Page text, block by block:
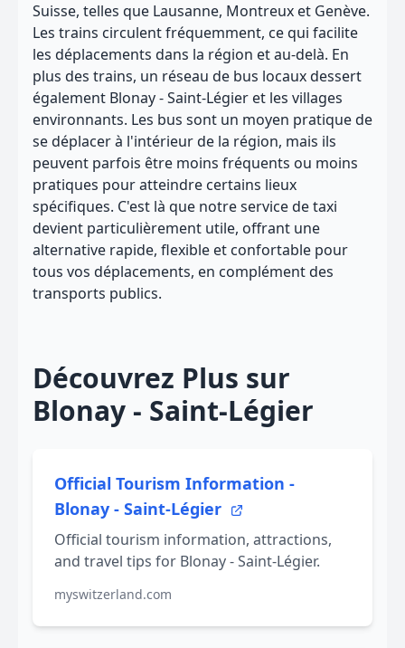
Suisse, telles que Lausanne, Montreux et Genève.
Les trains circulent fréquemment, ce qui facilite
les déplacements dans la région et au-delà. En
plus des trains, un réseau de bus locaux dessert
également Blonay - Saint-Légier et les villages
environnants. Les bus sont un moyen pratique de
se déplacer à l'intérieur de la région, mais ils
peuvent parfois être moins fréquents ou moins
pratiques pour atteindre certains lieux
spécifiques. C'est là que notre service de taxi
devient particulièrement utile, offrant une
alternative rapide, flexible et confortable pour
tous vos déplacements, en complément des
transports publics.
Découvrez Plus sur
Blonay - Saint-Légier
Official Tourism Information -
Blonay - Saint-Légier
Official tourism information, attractions,
and travel tips for Blonay - Saint-Légier.
myswitzerland.com